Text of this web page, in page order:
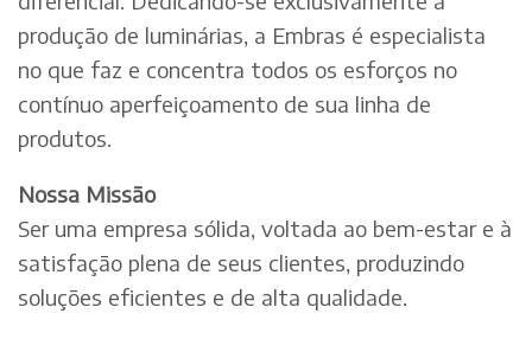
produção de luminárias, a Embras é especialista
no que faz e concentra todos os esforços no
contínuo aperfeiçoamento de sua linha de
produtos.
Nossa Missão
Ser uma empresa sólida, voltada ao bem-estar e à
satisfação plena de seus clientes, produzindo
soluções eficientes e de alta qualidade.